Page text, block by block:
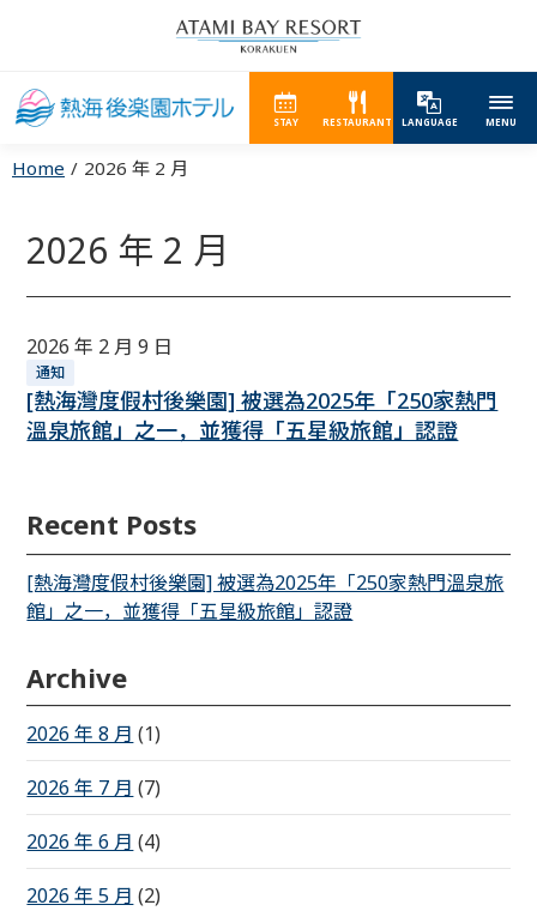
STAY RESTAURANT LANGUAGE MENU
Home 2026 年 2 月
2026 年 2 月
2026 年 2 月 9 日
通知
[熱海灣度假村後樂園] 被選為2025年「250家熱門
溫泉旅館」之一，並獲得「五星級旅館」認證
Recent Posts
[熱海灣度假村後樂園] 被選為2025年「250家熱門溫泉旅
館」之一，並獲得「五星級旅館」認證
Archive
2026 年 8 月 (1)
2026 年 7 月 (7)
2026 年 6 月 (4)
2026 年 5 月 (2)